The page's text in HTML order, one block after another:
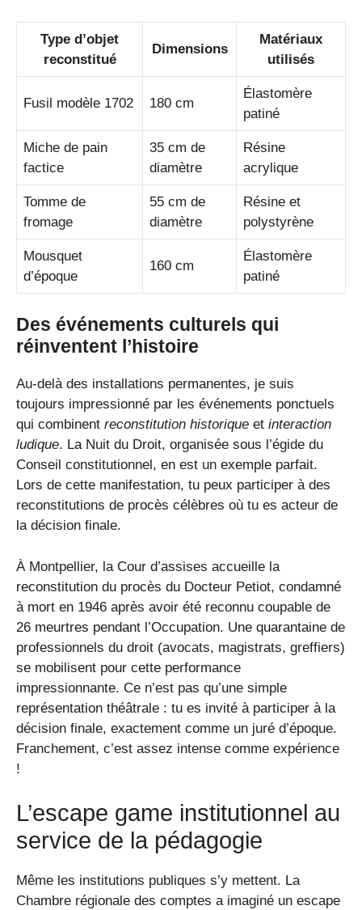
Type d’objet
reconstitué
Dimensions
Matériaux
utilisés
Fusil modèle 1702 180 cm
Élastomère
patiné
Miche de pain
factice
35 cm de
diamètre
Résine
acrylique
Tomme de
fromage
55 cm de
diamètre
Résine et
polystyrène
Mousquet
d’époque
160 cm
Élastomère
patiné
Des événements culturels qui
réinventent l’histoire
Au-delà des installations permanentes, je suis
toujours impressionné par les événements ponctuels
qui combinent reconstitution historique et interaction
ludique. La Nuit du Droit, organisée sous l’égide du
Conseil constitutionnel, en est un exemple parfait.
Lors de cette manifestation, tu peux participer à des
reconstitutions de procès célèbres où tu es acteur de
la décision finale.
À Montpellier, la Cour d’assises accueille la
reconstitution du procès du Docteur Petiot, condamné
à mort en 1946 après avoir été reconnu coupable de
26 meurtres pendant l’Occupation. Une quarantaine de
professionnels du droit (avocats, magistrats, greffiers)
se mobilisent pour cette performance
impressionnante. Ce n’est pas qu’une simple
représentation théâtrale : tu es invité à participer à la
décision finale, exactement comme un juré d’époque.
Franchement, c’est assez intense comme expérience
!
L’escape game institutionnel au
service de la pédagogie
Même les institutions publiques s’y mettent. La
Chambre régionale des comptes a imaginé un escape